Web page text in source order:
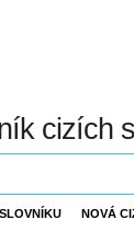
cizích
NOVÁ